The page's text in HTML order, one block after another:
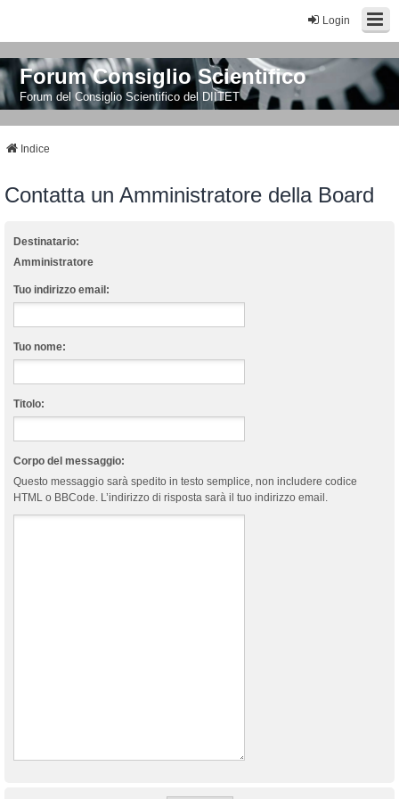
Login
Forum Consiglio Scientifico
Forum del Consiglio Scientifico del DIITET
Indice
Contatta un Amministratore della Board
Destinatario:
Amministratore
Tuo indirizzo email:
Tuo nome:
Titolo:
Corpo del messaggio:
Questo messaggio sarà spedito in testo semplice, non includere codice
HTML o BBCode. L’indirizzo di risposta sarà il tuo indirizzo email.